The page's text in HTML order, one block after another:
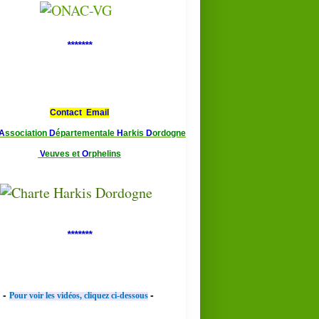
*******
Contact Email
ssociation Départementale Harkis Dordogne
Veuves et Orphelins
*******
- Pour voir les vidéos, cliquez ci-dessous -